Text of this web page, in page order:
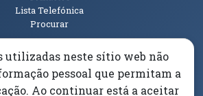
Lista Telefónica
Procurar
e Reclamações Livro Amarelo(abre em
utilizadas neste sítio web não
pessoal que permitam a
Ao continuar está a aceitar